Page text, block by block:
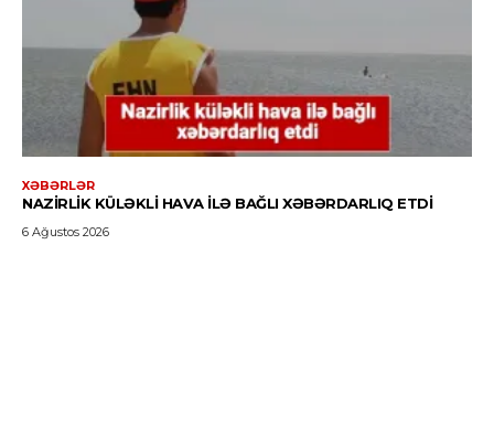
XƏBƏRLƏR
NAZIRLIK KÜLƏKLI HAVA ILƏ BAĞLI XƏBƏRDARLIQ ETDI
6 Ağustos 2026